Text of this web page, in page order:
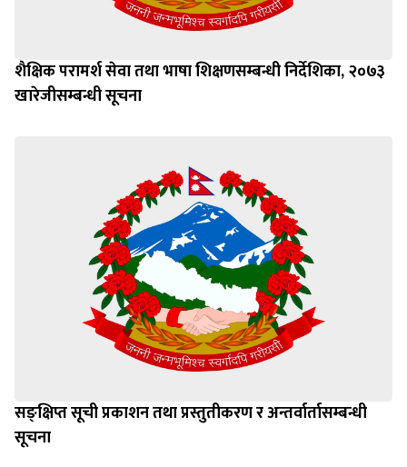
शैक्षिक परामर्श सेवा तथा भाषा शिक्षणसम्बन्धी निर्देशिका, २०७३
खारेजीसम्बन्धी सूचना
सङ्क्षिप्त सूची प्रकाशन तथा प्रस्तुतीकरण र अन्तर्वार्तासम्बन्धी
सूचना